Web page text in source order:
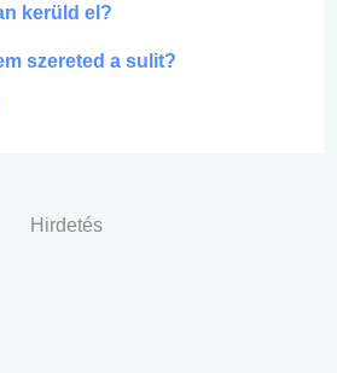
kerüld el?
szereted a sulit?
Hirdetés